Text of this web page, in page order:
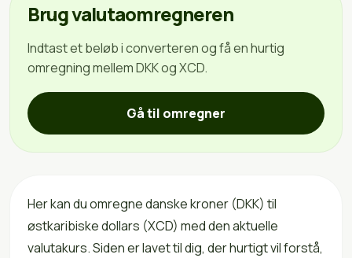
Brug valutaomregneren
Indtast et beløb i converteren og få en hurtig
omregning mellem DKK og XCD.
Gå til omregner
Her kan du omregne danske kroner (DKK) til
østkaribiske dollars (XCD) med den aktuelle
valutakurs. Siden er lavet til dig, der hurtigt vil forstå,